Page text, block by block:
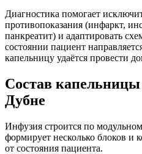
Диагностика помогает
противопоказания (инфаркт,
панкреатит) и адаптировать
состоянии пациент
капельницу удаётся провести
Состав капельницы
Дубне
Инфузия строится по
формирует несколько блоков и
от состояния пациента.